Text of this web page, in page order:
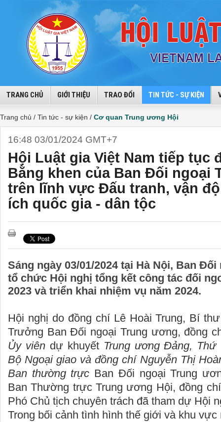
TRANG CHỦ GIỚI THIỆU TRAO ĐỔI TIN TỨC - SỰ KIỆN
Trang chủ / Tin tức - sự kiện / Cơ quan Trung ương Hội
16:48 03/01/2024 GMT+7
Hội Luật gia Việt Nam tiếp tục
Bằng khen của Ban Đối ngoại
trên lĩnh vực Đấu tranh, vận
ích quốc gia - dân tộc
Sáng ngày 03/01/2024 tại Hà Nội, Ban
tổ chức Hội nghị tổng kết công tác đối
2023 và triển khai nhiệm vụ năm 2024.
Hội nghị do đồng chí Lê Hoài Trung, Bí
Trưởng Ban Đối ngoại Trung ương, đồng
Ủy viêndự khuyết Trung ương Đảng,
Bộ Ngoại giao và đồng chí Nguyễn Thị
Ban thường trực Ban Đối ngoại Trung
Ban Thường trực Trung ương Hội, đồng
Phó Chủ tịch chuyên trách đã tham dự Hội
Trong bối cảnh tình hình thế giới và khu vực